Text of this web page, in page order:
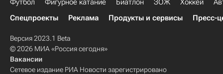
Футбол Фигурное катание Биатлон ЗОЖ Хоккей
Спецпроекты
Реклама Продукты и сервисы Пресс-
Версия 2023.1 Beta
© 2026 МИА «Россия сегодня»
Вакансии
Сетевое издание РИА Новости зарегистрировано